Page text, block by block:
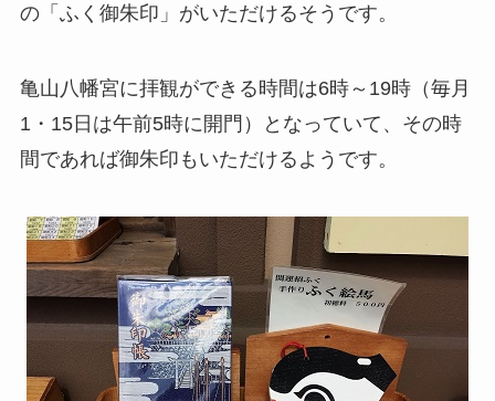
の「ふく御朱印」がいただけるそうです。
亀山八幡宮に拝観ができる時間は6時～19時（毎月
1・15日は午前5時に開門）となっていて、その時
間であれば御朱印もいただけるようです。